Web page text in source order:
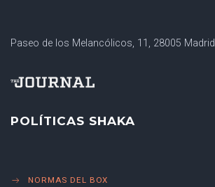
Paseo de los Melancólicos, 11, 28005 Madrid
POLÍTICAS SHAKA
NORMAS DEL BOX